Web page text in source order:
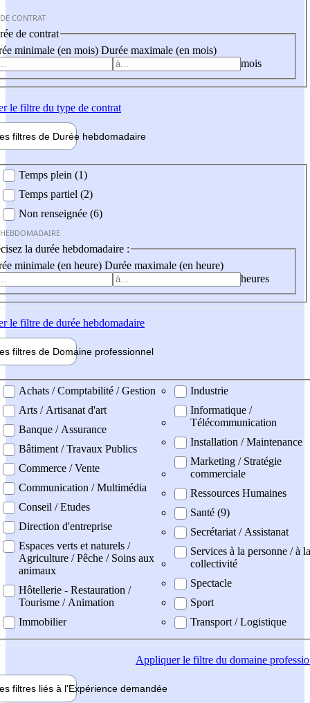
CONTRAT
de contrat
minimale (en mois) Durée maximale (en mois)
mois
le filtre du type de contrat
filtres de Durée hebdomadaire
Temps plein (1)
Temps partiel (2)
Non renseignée (6)
la durée hebdomadaire :
minimale (en heure) Durée maximale (en heure)
heures
le filtre de durée hebdomadaire
filtres de Domaine professionnel
professionel
Achats / Comptabilité / Gestion
Arts / Artisanat d'art
Banque / Assurance
Bâtiment / Travaux Publics
Commerce / Vente
Communication / Multimédia
Conseil / Etudes
Direction d'entreprise
Espaces verts et naturels /
Agriculture / Pêche / Soins aux
animaux
Hôtellerie - Restauration /
Tourisme / Animation
Immobilier
Industrie
Informatique /
Télécommunication
Installation / Maintenance
Marketing / Stratégie
commerciale
Ressources Humaines
Santé (9)
Secrétariat / Assistanat
Services à la personne / à la
collectivité
Spectacle
Sport
Transport / Logistique
Appliquerle filtre du domaine
filtres liés à l'Expérience demandée